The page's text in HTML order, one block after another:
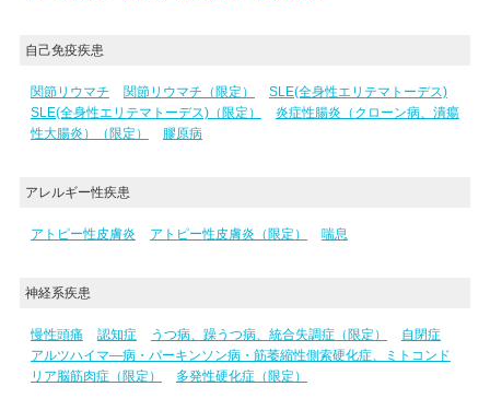
自己免疫疾患
関節リウマチ 関節リウマチ（限定）
SLE(全身性エリテマトーデス)
SLE(全身性エリテマトーデス)（限定）
炎症性腸炎（クローン病、潰瘍
性大腸炎）（限定）
膠原病
アレルギー性疾患
アトピー性皮膚炎 アトピー性皮膚炎（限定） 喘息
神経系疾患
慢性頭痛 認知症 うつ病、躁うつ病、統合失調症（限定）
自閉症
アルツハイマ―病・パーキンソン病・筋萎縮性側索硬化症、ミトコンド
リア脳筋肉症（限定）
多発性硬化症（限定）